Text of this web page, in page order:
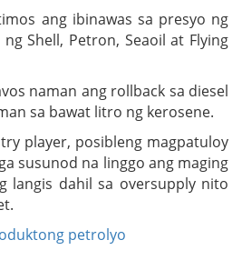
ang ibinawas sa presyo ng
Shell, Petron, Seaoil at Flying
naman ang rollback sa diesel
sa bawat litro ng kerosene.
player, posibleng magpatuloy
susunod na linggo ang maging
langis dahil sa oversupply nito
petrolyo